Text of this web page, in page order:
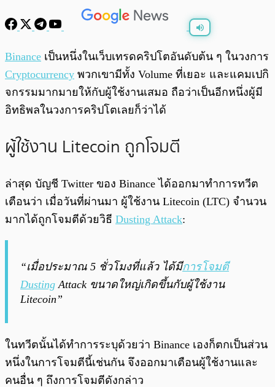
พร้อมเล่น /
Binance เป็นหนึ่งในเว็บเทรดคริปโตอันดับต้น ๆ ในวงการ
Cryptocurrency พวกเขามีทั้ง Volume ที่เยอะ และแคมเปกิ
จกรรมมากมายให้กับผู้ใช้งานเสมอ ถือว่าเป็นอีกหนึ่งผู้มี
อิทธิพลในวงการคริปโตเลยก็ว่าได้
ผู้ใช้งาน Litecoin ถูกโจมตี
ล่าสุด บัญชี Twitter ของ Binance ได้ออกมาทำการทวีต
เตือนว่า เมื่อวันที่ผ่านมา ผู้ใช้งาน Litecoin (LTC) จำนวน
มากได้ถูกโจมตีด้วยวิธี Dusting Attack:
“เมื่อประมาณ 5 ชั่วโมงที่แล้ว ได้มีการโจมตี
Dusting Attack ขนาดใหญ่เกิดขึ้นกับผู้ใช้งาน
Litecoin”
ในทวีตนั้นได้ทำการระบุด้วยว่า Binance เองก็ตกเป็นส่วน
หนึ่งในการโจมตีนี้เช่นกัน จึงออกมาเตือนผู้ใช้งานและ
คนอื่น ๆ ถึงการโจมตีดังกล่าว